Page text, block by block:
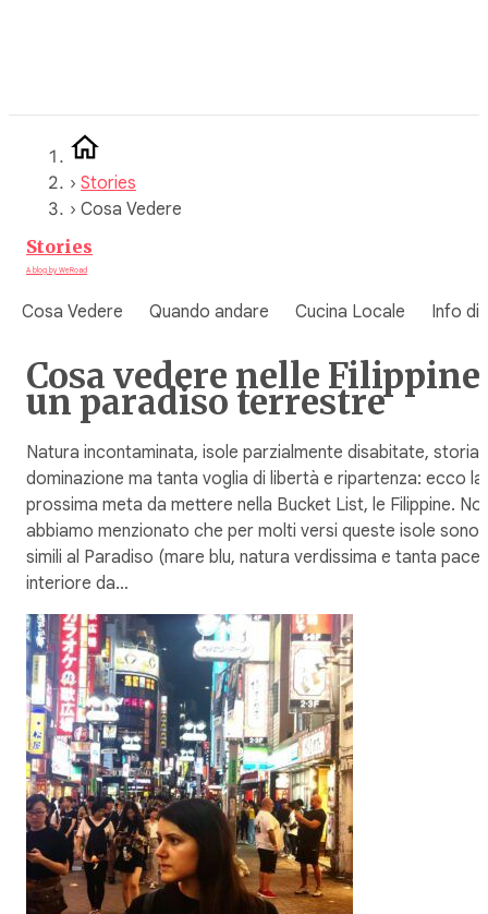
› Stories
› Cosa Vedere
Stories
A blog by WeRoad
Cosa Vedere Quando andare Cucina Locale Info di
Cosa vedere nelle Filippine,
un paradiso terrestre
Natura incontaminata, isole parzialmente disabitate, storia
dominazione ma tanta voglia di libertà e ripartenza: ecco la
prossima meta da mettere nella Bucket List, le Filippine.
abbiamo menzionato che per molti versi queste isole sono
simili al Paradiso (mare blu, natura verdissima e tanta pace
interiore da…